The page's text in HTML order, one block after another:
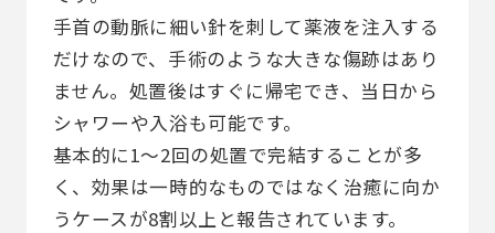
手首の動脈に細い針を刺して薬液を注入する
だけなので、手術のような大きな傷跡はあり
ません。処置後はすぐに帰宅でき、当日から
シャワーや入浴も可能です。
基本的に1〜2回の処置で完結することが多
く、効果は一時的なものではなく治癒に向か
うケースが8割以上と報告されています。